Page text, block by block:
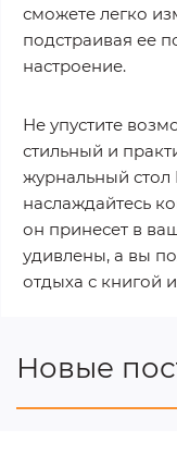
сможете легко
подстраивая ее
настроение.
Не упустите
стильный и
журнальный стол
наслаждайтесь
он принесет в
удивлены, а вы
отдыха с книгой
Новые